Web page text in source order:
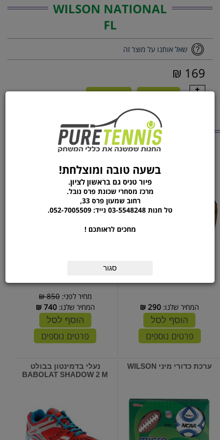
WILSON NATIONAL
FL
שאל אותנו על מוצר זה
169 ₪
מוצרים נוספים
מהקטגוריה
WILSON A360
המחיר שלנו: 290
₪
הוסף לסל
פרטים נוספים
VOLTRIC Z-FORCE II
מחיר לפני:850 ₪
המחיר שלנו:740
₪
הוסף לסל
פרטים נוספים
ערכת כדורי מיני WILSON
נעלי בדמינטון בבולט
BABOLAT SHADOW 2 M
בשעה טובה ומוצלחת!
פיור טניס גם בראשון לציון.
מרכז מסחרי שכונת פרס נובל.
רחוב שמעון פרס 33,
טל חנות 03-5548248 נייד: 052-7005509.
מחכים לראותכם !
סגור